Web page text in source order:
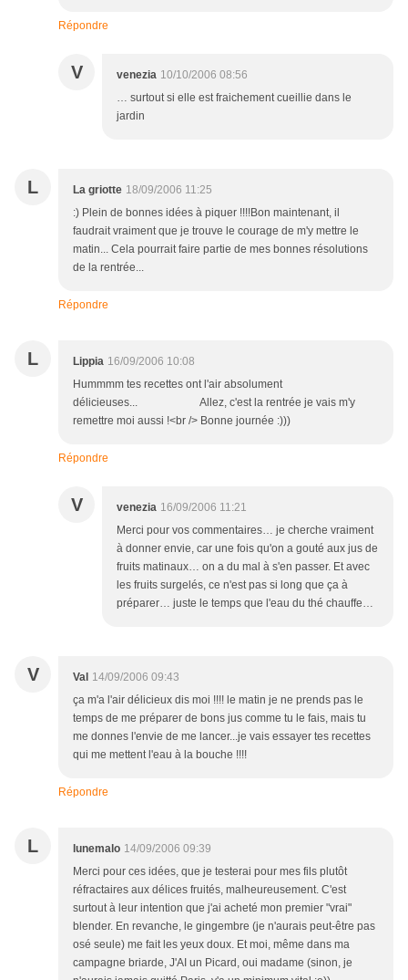
Répondre
V venezia 10/10/2006 08:56
… surtout si elle est fraichement cueillie dans le
jardin
L La griotte 18/09/2006 11:25
:) Plein de bonnes idées à piquer !!!!Bon maintenant, il
faudrait vraiment que je trouve le courage de m'y mettre le
matin... Cela pourrait faire partie de mes bonnes résolutions
de la rentrée...
Répondre
L Lippia 16/09/2006 10:08
Hummmm tes recettes ont l'air absolument
délicieuses... Allez, c'est la rentrée je vais m'y
remettre moi aussi !<br /> Bonne journée :)))
Répondre
V venezia 16/09/2006 11:21
Merci pour vos commentaires… je cherche vraiment
à donner envie, car une fois qu'on a gouté aux jus de
fruits matinaux… on a du mal à s'en passer. Et avec
les fruits surgelés, ce n'est pas si long que ça à
préparer… juste le temps que l'eau du thé chauffe…
V Val 14/09/2006 09:43
ça m'a l'air délicieux dis moi !!!! le matin je ne prends pas le
temps de me préparer de bons jus comme tu le fais, mais tu
me donnes l'envie de me lancer...je vais essayer tes recettes
qui me mettent l'eau à la bouche !!!!
Répondre
L lunemalo 14/09/2006 09:39
Merci pour ces idées, que je testerai pour mes fils plutôt
réfractaires aux délices fruités, malheureusement. C'est
surtout à leur intention que j'ai acheté mon premier "vrai"
blender. En revanche, le gingembre (je n'aurais peut-être pas
osé seule) me fait les yeux doux. Et moi, même dans ma
campagne briarde, J'AI un Picard, oui madame (sinon, je